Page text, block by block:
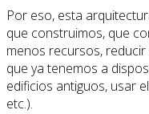
Por eso, esta
que construimos, que
menos recursos,
que ya tenemos a
edificios antiguos, usar
etc.).